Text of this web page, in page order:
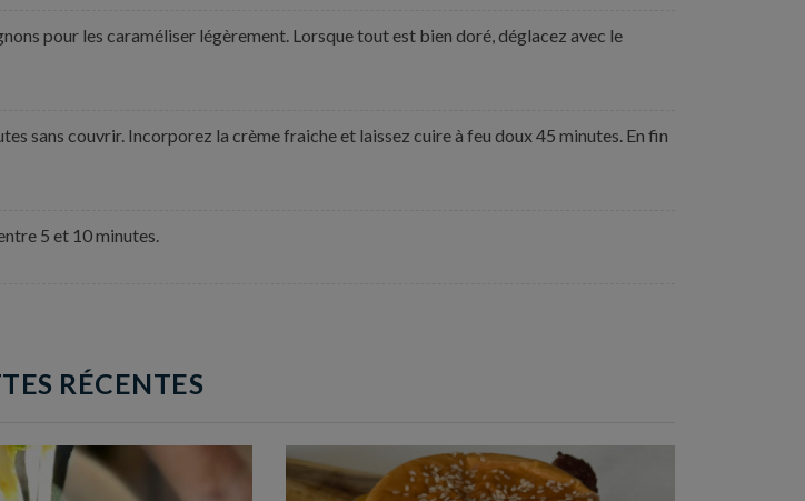
pour les caraméliser légèrement. Lorsque tout est bien doré, déglacez avec le
sans couvrir. Incorporez la crème fraiche et laissez cuire à feu doux 45 minutes. En fin
5 et 10 minutes.
RÉCENTES